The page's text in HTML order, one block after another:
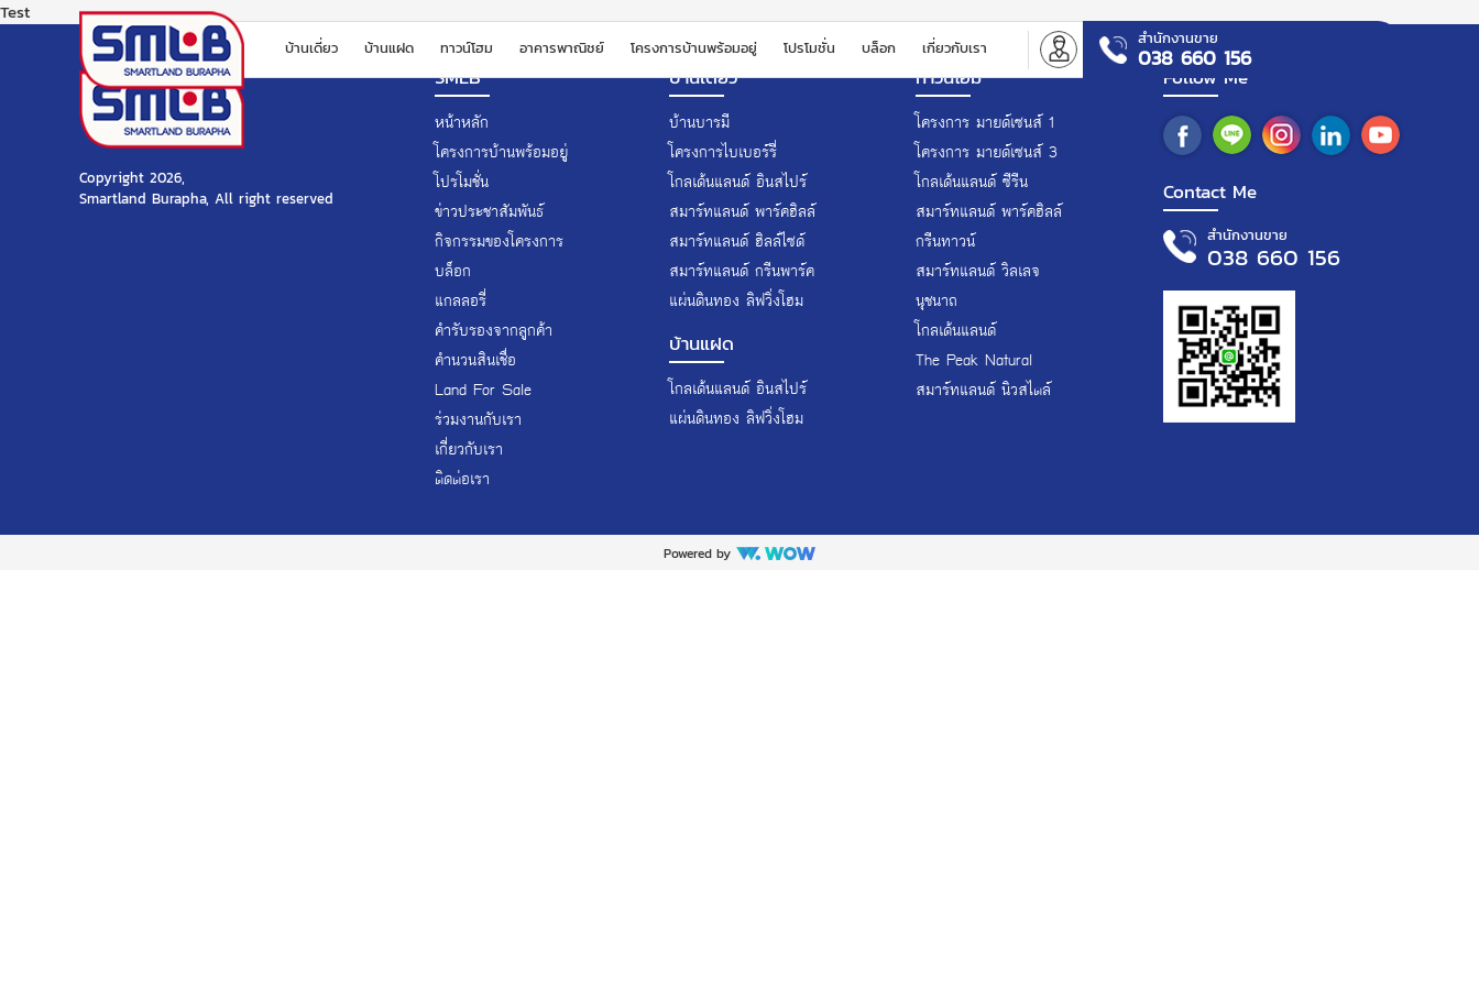
บ้านเดี่ยว บ้านแฝด ทาวน์โฮม อาคารพาณิชย์ โครงการบ้านพร้อมอยู่ โปรโมชั่น บล็อก เกี่ยวกับเรา สำนักงานขาย
038 660 156
Test
Copyright 2026,
Smartland Burapha, All right reserved
SMLB
หน้าหลัก
โครงการบ้านพร้อมอยู่
โปรโมชั่น
ข่าวประชาสัมพันธ์
กิจกรรมของโครงการ
บล็อก
แกลลอรี่
คำรับรองจากลูกค้า
คำนวนสินเชื่อ
Land For Sale
ร่วมงานกับเรา
เกี่ยวกับเรา
ติดต่อเรา
บ้านเดี่ยว
บ้านบารมี
โครงการไบเบอร์รี่
โกลเด้นแลนด์ อินสไปร์
สมาร์ทแลนด์ พาร์คฮิลล์
สมาร์ทแลนด์ ฮิลล์ไซด์
สมาร์ทแลนด์ กรีนพาร์ค
แผ่นดินทอง ลิฟวิ่งโฮม
บ้านแฝด
โกลเด้นแลนด์ อินสไปร์
แผ่นดินทอง ลิฟวิ่งโฮม
ทาวน์โฮม
โครงการ มายด์เซนส์ 1
โครงการ มายด์เซนส์ 3
โกลเด้นแลนด์ ซีรีน
สมาร์ทแลนด์ พาร์คฮิลล์
กรีนทาวน์
สมาร์ทแลนด์ วิลเลจ
นุชนาถ
โกลเด้นแลนด์
The Peak Natural
สมาร์ทแลนด์ นิวสไตล์
Follow Me
Contact Me
สำนักงานขาย
038 660 156
Powered by